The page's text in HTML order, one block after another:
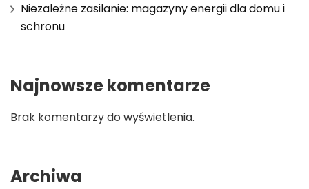
Niezależne zasilanie: magazyny energii dla domu i
schronu
Najnowsze komentarze
Brak komentarzy do wyświetlenia.
Archiwa